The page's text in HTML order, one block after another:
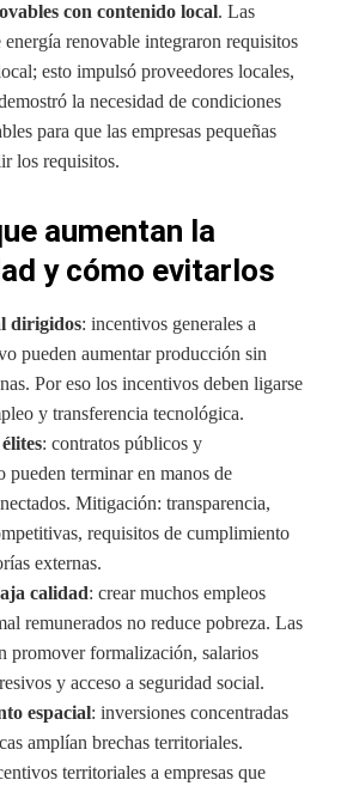
con contenido local. Las
renovable integraron requisitos
esto impulsó proveedores locales,
la necesidad de condiciones
para que las empresas pequeñas
los requisitos.
aumentan la
y cómo evitarlos
dirigidos: incentivos generales a
pueden aumentar producción sin
Por eso los incentivos deben ligarse
y transferencia tecnológica.
: contratos públicos y
pueden terminar en manos de
Mitigación: transparencia,
requisitos de cumplimiento
externas.
calidad: crear muchos empleos
remunerados no reduce pobreza. Las
promover formalización, salarios
y acceso a seguridad social.
espacial: inversiones concentradas
amplían brechas territoriales.
territoriales a empresas que